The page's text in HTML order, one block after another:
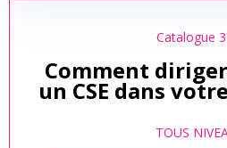
Catalogue
Comment
un CSE dans
TOUS